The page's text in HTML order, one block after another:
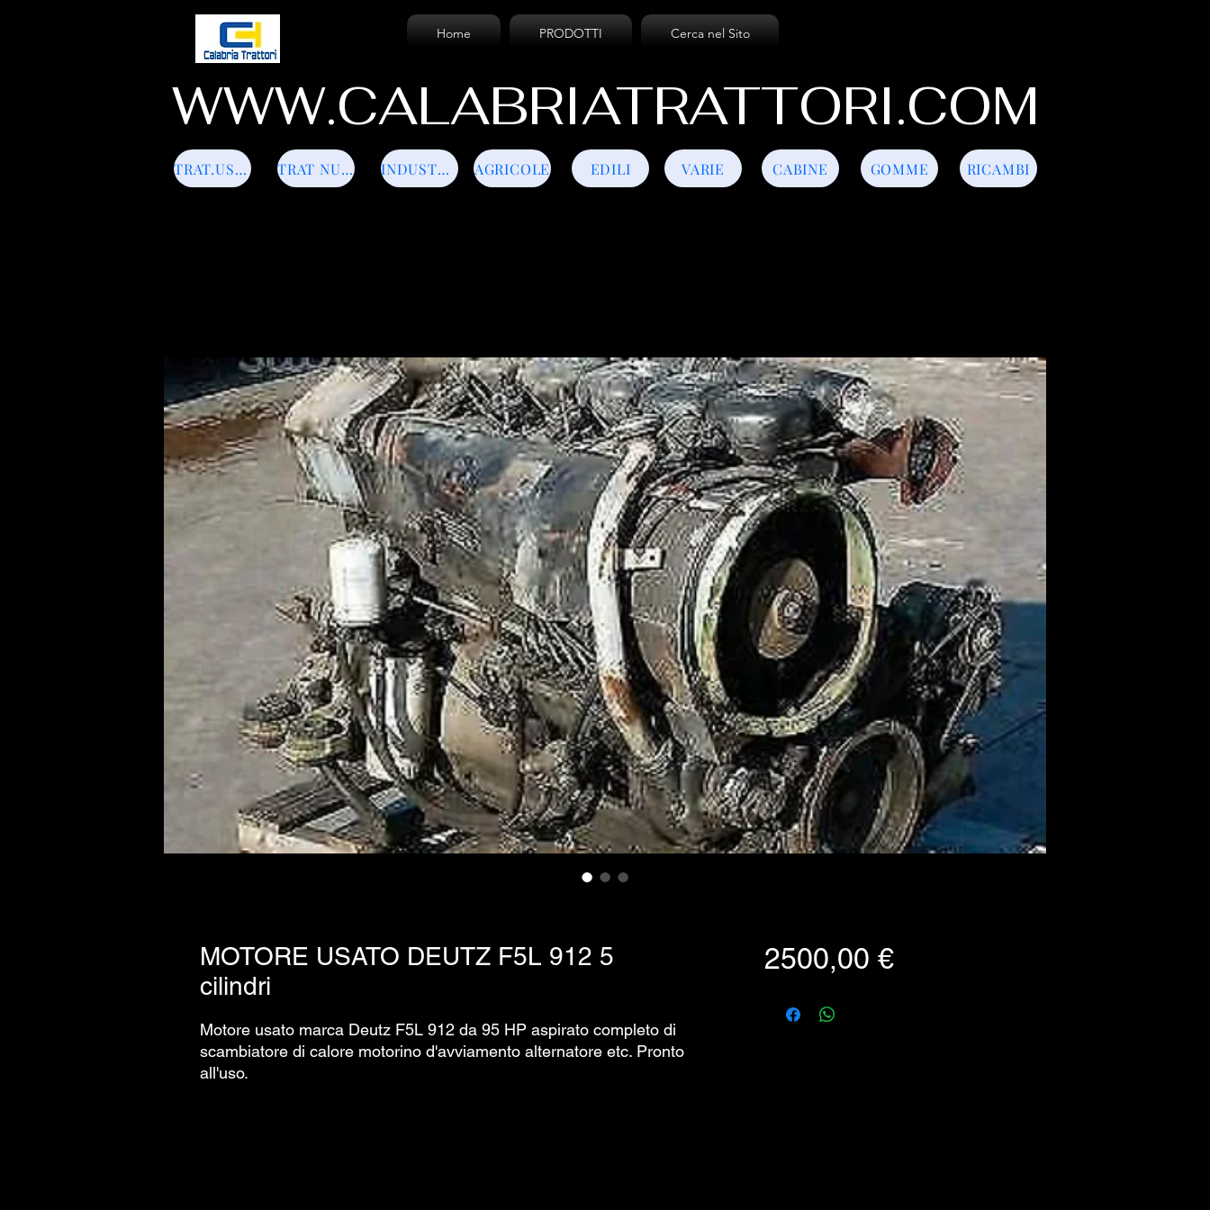
Home PRODOTTI Cerca nel Sito
WWW.CALABRIATRATTORI.COM
TRAT.USATI TRAT NUOVI INDUSTRIALI EDILI
AGRICOLE VARIE GOMME
CABINE RICAMBI
MOTORE USATO DEUTZ F5L 912 5
cilindri
Motore usato marca Deutz F5L 912 da 95 HP aspirato completo di
scambiatore di calore motorino d'avviamento alternatore etc. Pronto
all'uso.
2500,00 €Prezzo